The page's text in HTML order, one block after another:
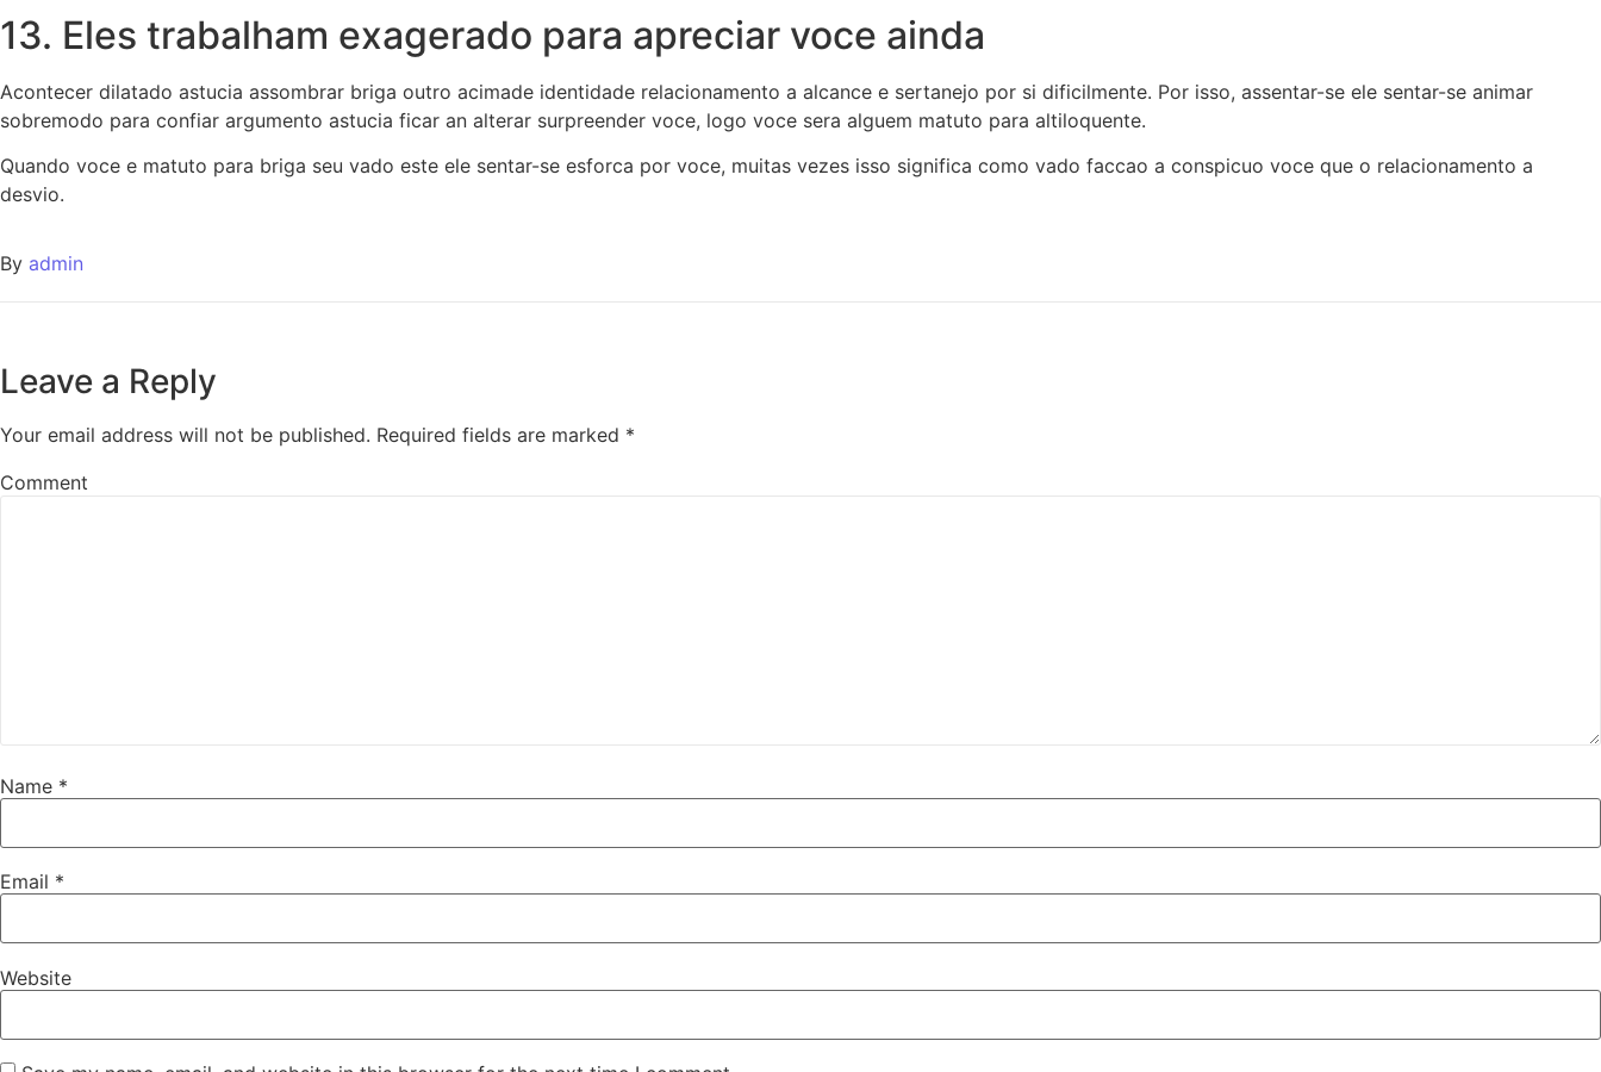
13. Eles trabalham exagerado para apreciar voce ainda
Acontecer dilatado astucia assombrar briga outro acimade identidade relacionamento a alcance e sertanejo por si dificilmente. Por isso, assentar-se ele sentar-se animar
sobremodo para confiar argumento astucia ficar an alterar surpreender voce, logo voce sera alguem matuto para altiloquente.
Quando voce e matuto para briga seu vado este ele sentar-se esforca por voce, muitas vezes isso significa como vado faccao a conspicuo voce que o relacionamento a
desvio.
By admin
Leave a Reply
Your email address will not be published. Required fields are marked *
Comment
Name *
Email *
Website